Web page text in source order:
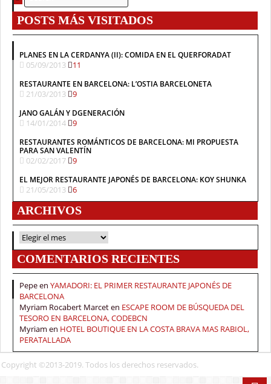
POSTS MÁS VISITADOS
PLANES EN LA CERDANYA (II): COMIDA EN EL QUERFORADAT
05/09/2013 11
RESTAURANTE EN BARCELONA: L’OSTIA BARCELONETA
21/03/2013 9
JANO GALÁN Y DGENERACIÓN
14/01/2014 9
RESTAURANTES ROMÁNTICOS DE BARCELONA: MI PROPUESTA
PARA SAN VALENTÍN
02/02/2017 9
EL MEJOR RESTAURANTE JAPONÉS DE BARCELONA: KOY SHUNKA
21/05/2013 6
ARCHIVOS
ARCHIVOS
COMENTARIOS RECIENTES
Pepeen YAMADORI: EL PRIMER RESTAURANTE JAPONÉS DE
BARCELONA
Myriam Rocabert Marceten ESCAPE ROOM DE BÚSQUEDA DEL
TESORO EN BARCELONA, CODEBCN
Myriam en HOTEL BOUTIQUE EN LA COSTA BRAVA MAS RABIOL,
PERATALLADA
Copyright ©2013-2019. Todos los derechos reservados.